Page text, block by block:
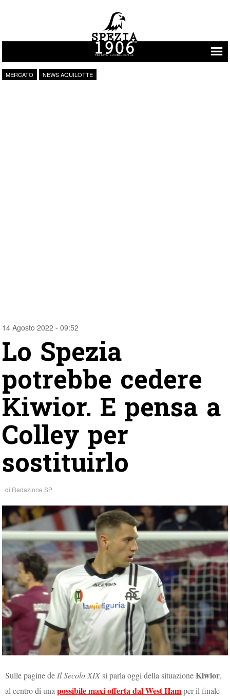
Vai al contenuto
MERCATO NEWS AQUILOTTE
14 Agosto 2022 - 09:52
Lo Spezia
potrebbe cedere
Kiwior. E pensa a
Colley per
sostituirlo
di Redazione SP
Sulle pagine de Il Secolo XIXsi parla oggi della situazioneKiwior,
al centro di unapossibile maxi offerta dal West Hamper il finale